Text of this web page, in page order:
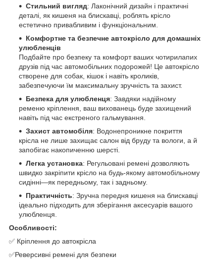
Стильний вигляд: Лаконічний дизайн і практичні
деталі, як кишеня на блискавці, роблять крісло
естетично привабливим і функціональним.
Комфортне та безпечне автокрісло для домашніх
улюбленців
Подбайте про безпеку та комфорт ваших чотирилапих
друзів під час автомобільних подорожей! Це автокрісло
створене для собак, кішок і навіть кроликів,
забезпечуючи їм максимальну зручність та захист.
Безпека для улюбленця: Завдяки надійному
ременю кріплення, ваш вихованець буде захищений
навіть під час екстреного гальмування.
Захист автомобіля: Водонепроникне покриття
крісла не лише захищає салон від бруду та вологи, а й
запобігає накопиченню шерсті.
Легка установка: Регульовані ремені дозволяють
швидко закріпити крісло на будь-якому автомобільному
сидінні—як передньому, так і задньому.
Практичність: Зручна передня кишеня на блискавці
ідеально підходить для зберігання аксесуарів вашого
улюбленця.
Особливості:
✅ Кріплення до автокрісла
✅Реверсивні ремені для безпеки